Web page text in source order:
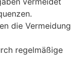
die Vermeidung
regelmäßige